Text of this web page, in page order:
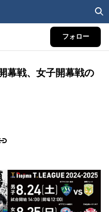
フォロー
幕戦、女子開幕戦の